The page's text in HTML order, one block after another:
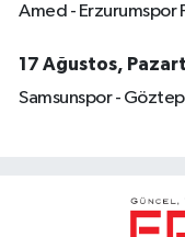
Amed - Erzurumspor
17 Ağustos,
Samsunspor -